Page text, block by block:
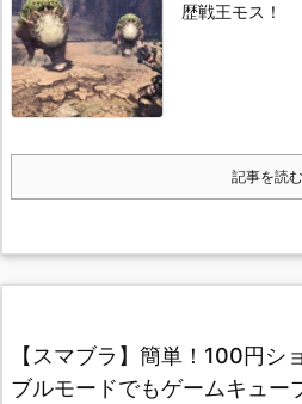
歴戦王モス！
記事を読む
【スマブラ】簡単！100円シ
ブルモードでもゲームキュー